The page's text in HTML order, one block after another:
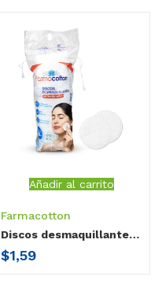
Añadir al carrito
Farmacotton
Discos desmaquillantes Farmacotton 50 unidades
$1,59